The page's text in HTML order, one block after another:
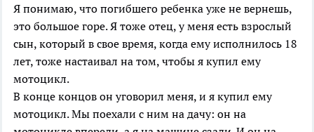
Я понимаю, что погибшего ребенка уже не вернешь,
это большое горе. Я тоже отец, у меня есть взрослый
сын, который в свое время, когда ему исполнилось 18
лет, тоже настаивал на том, чтобы я купил ему
мотоцикл.
В конце концов он уговорил меня, и я купил ему
мотоцикл. Мы поехали с ним на дачу: он на